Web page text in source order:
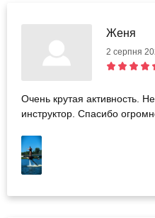
Женя
2 серпня
Очень крутая активность.
инструктор. Спасибо